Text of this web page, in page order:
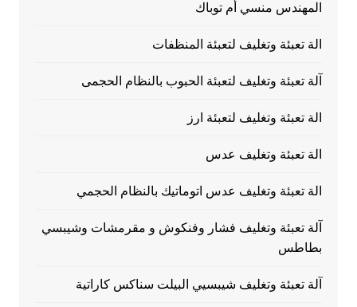
المهندس منسي أم توباك
الة تعبئة وتغليف لتعبئة المنظفات
آلة تعبئة وتغليف لتعبئة الحبوب بالنظام الحجمى
الة تعبئة وتغليف لتعبئة ارز
الة تعبئة وتغليف عدس
الة تعبئة وتغليف عدس اتوماتيك بالنظام الحجمي
آلة تعبئة وتغليف فشار وفنكوش و مقرمشات وشيبسي
بطاطس
آلة تعبئة وتغليف شيبسيي البيلت سناكس كاراتية